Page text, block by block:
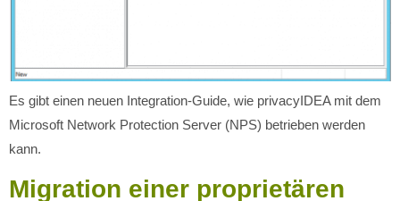
Es gibt einen neuen Integration-Guide, wie privacyIDEA mit dem
Microsoft Network Protection Server (NPS) betrieben werden
kann.
Migration einer proprietären